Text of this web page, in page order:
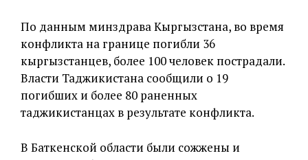
По данным минздрава Кыргызстана, во время
конфликта на границе погибли 36
кыргызстанцев, более 100 человек пострадали.
Власти Таджикистана сообщили о 19
погибших и более 80 раненных
таджикистанцах в результате конфликта.
В Баткенской области были сожжены и